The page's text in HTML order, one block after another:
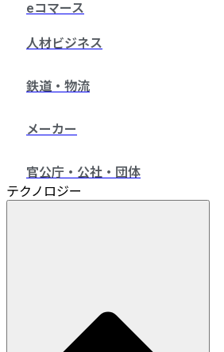
eコマース
人材ビジネス
鉄道・物流
メーカー
官公庁・公社・団体
テクノロジー